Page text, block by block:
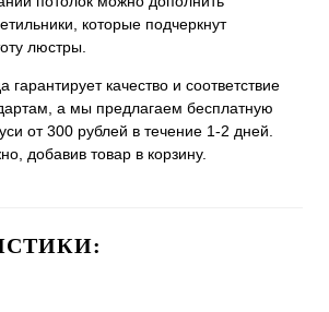
которые подчеркнут
люстры.
гарантирует качество и соответствие
а мы предлагаем бесплатную
от 300 рублей в течение 1-2 дней.
добавив товар в корзину.